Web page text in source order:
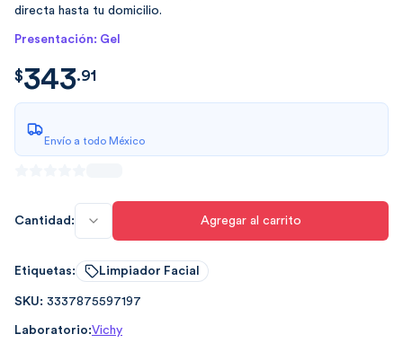
directa hasta tu domicilio.
Presentación: Gel
$343.914596
$343.91
Envío a todo México
Cantidad: Agregar al carrito
Etiquetas: Limpiador Facial
SKU: 3337875597197
Laboratorio:Vichy